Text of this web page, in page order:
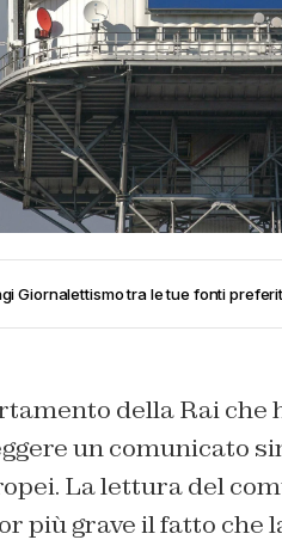
Giornalettismo tra le tue fonti
della Rai che
un comunicato
La lettura del
più grave il fatto che